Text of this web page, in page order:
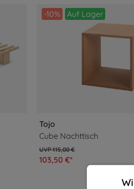
-10% Auf Lager
Tojo
Cube Nachttisch
103,50 €*
115,00 €
Cookie-
Diese